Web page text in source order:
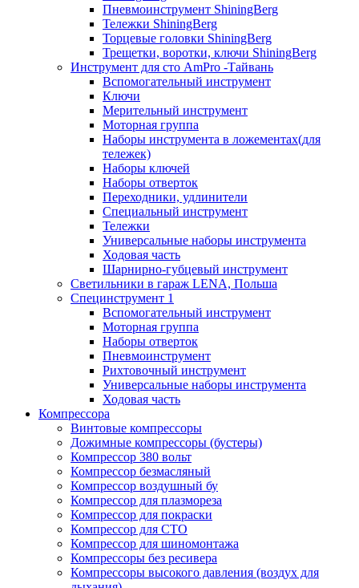
Пневмоинструмент ShiningBerg
Тележки ShiningBerg
Торцевые головки ShiningBerg
Трещетки, воротки, ключи ShiningBerg
Инструмент для сто AmPro -Тайвань
Вспомогательный инструмент
Ключи
Мерительный инструмент
Моторная группа
Наборы инструмента в ложементах(для
тележек)
Наборы ключей
Наборы отверток
Переходники, удлинители
Специальный инструмент
Тележки
Универсальные наборы инструмента
Ходовая часть
Шарнирно-губцевый инструмент
Светильники в гараж LENA, Польша
Специнструмент 1
Вспомогательный инструмент
Моторная группа
Наборы отверток
Пневмоинструмент
Рихтовочный инструмент
Универсальные наборы инструмента
Ходовая часть
Компрессора
Винтовые компрессоры
Дожимные компрессоры (бустеры)
Компрессор 380 вольт
Компрессор безмасляный
Компрессор воздушный бу
Компрессор для плазмореза
Компрессор для покраски
Компрессор для СТО
Компрессор для шиномонтажа
Компрессоры без ресивера
Компрессоры высокого давления (воздух для